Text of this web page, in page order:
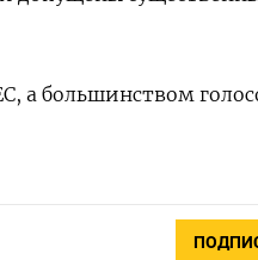
‌а большинством